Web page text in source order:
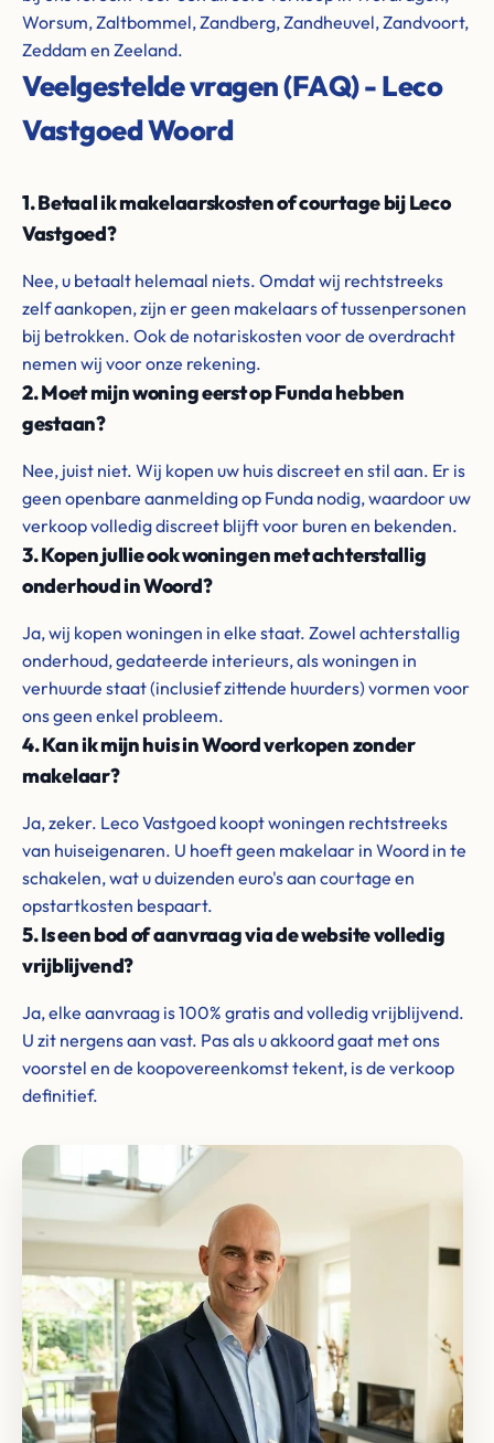
Worsum, Zaltbommel, Zandberg, Zandheuvel, Zandvoort,
Zeddam en Zeeland.
Veelgestelde vragen (FAQ) - Leco
Vastgoed Woord
1. Betaal ik makelaarskosten of courtage bij Leco
Vastgoed?
Nee, u betaalt helemaal niets. Omdat wij rechtstreeks
zelf aankopen, zijn er geen makelaars of tussenpersonen
bij betrokken. Ook de notariskosten voor de overdracht
nemen wij voor onze rekening.
2. Moet mijn woning eerst op Funda hebben
gestaan?
Nee, juist niet. Wij kopen uw huis discreet en stil aan. Er is
geen openbare aanmelding op Funda nodig, waardoor uw
verkoop volledig discreet blijft voor buren en bekenden.
3. Kopen jullie ook woningen met achterstallig
onderhoud in Woord?
Ja, wij kopen woningen in elke staat. Zowel achterstallig
onderhoud, gedateerde interieurs, als woningen in
verhuurde staat (inclusief zittende huurders) vormen voor
ons geen enkel probleem.
4. Kan ik mijn huis in Woord verkopen zonder
makelaar?
Ja, zeker. Leco Vastgoed koopt woningen rechtstreeks
van huiseigenaren. U hoeft geen makelaar in Woord in te
schakelen, wat u duizenden euro's aan courtage en
opstartkosten bespaart.
5. Is een bod of aanvraag via de website volledig
vrijblijvend?
Ja, elke aanvraag is 100% gratis and volledig vrijblijvend.
U zit nergens aan vast. Pas als u akkoord gaat met ons
voorstel en de koopovereenkomst tekent, is de verkoop
definitief.